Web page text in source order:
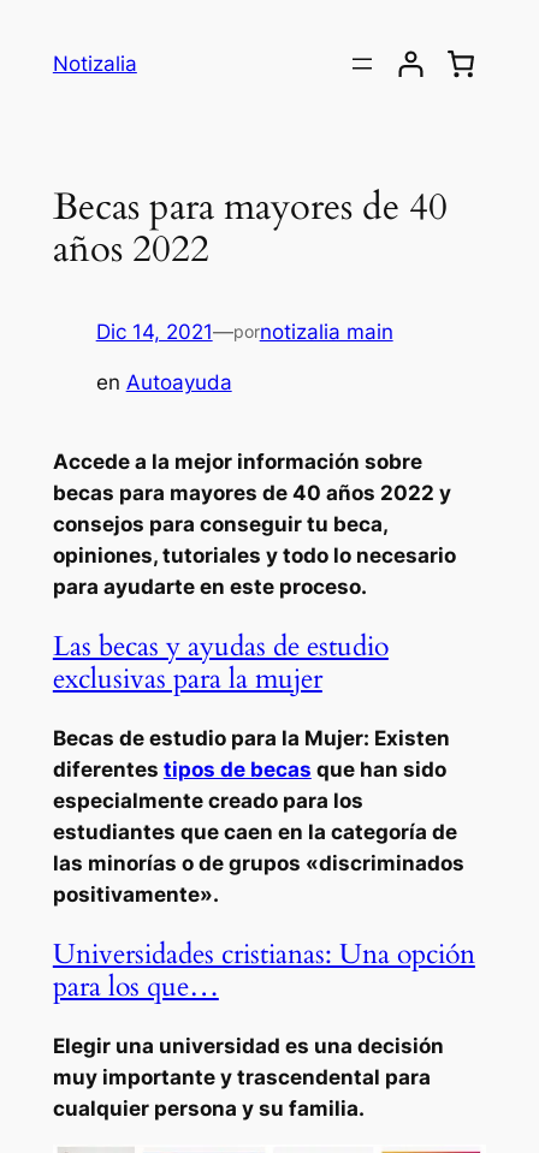
Notizalia
Becas para mayores de 40
años 2022
Dic 14, 2021—pornotizalia main
en Autoayuda
Accede a la mejor información sobre
becas para mayores de 40 años 2022 y
consejos para conseguir tu beca,
opiniones, tutoriales y todo lo necesario
para ayudarte en este proceso.
Las becas y ayudas de estudio
exclusivas para la mujer
Becas de estudio para la Mujer: Existen
diferentes tipos de becas que han sido
especialmente creado para los
estudiantes que caen en la categoría de
las minorías o de grupos «discriminados
positivamente».
Universidades cristianas: Una opción
para los que…
Elegir una universidad es una decisión
muy importante y trascendental para
cualquier persona y su familia.